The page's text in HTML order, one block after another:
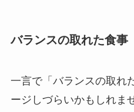
バランスの取れた食事
一言で「バランスの取れ
ージしづらいかもしれま